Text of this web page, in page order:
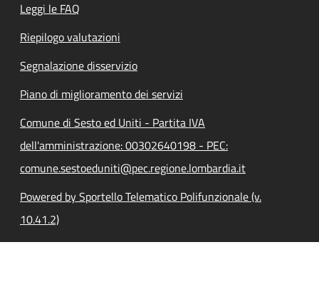
Leggi le FAQ
Riepilogo valutazioni
Segnalazione disservizio
Piano di miglioramento dei servizi
Comune di Sesto ed Uniti - Partita IVA
dell'amministrazione: 00302640198 - PEC:
comune.sestoeduniti@pec.regione.lombardia.it
Powered by Sportello Telematico Polifunzionale (v.
10.41.2)